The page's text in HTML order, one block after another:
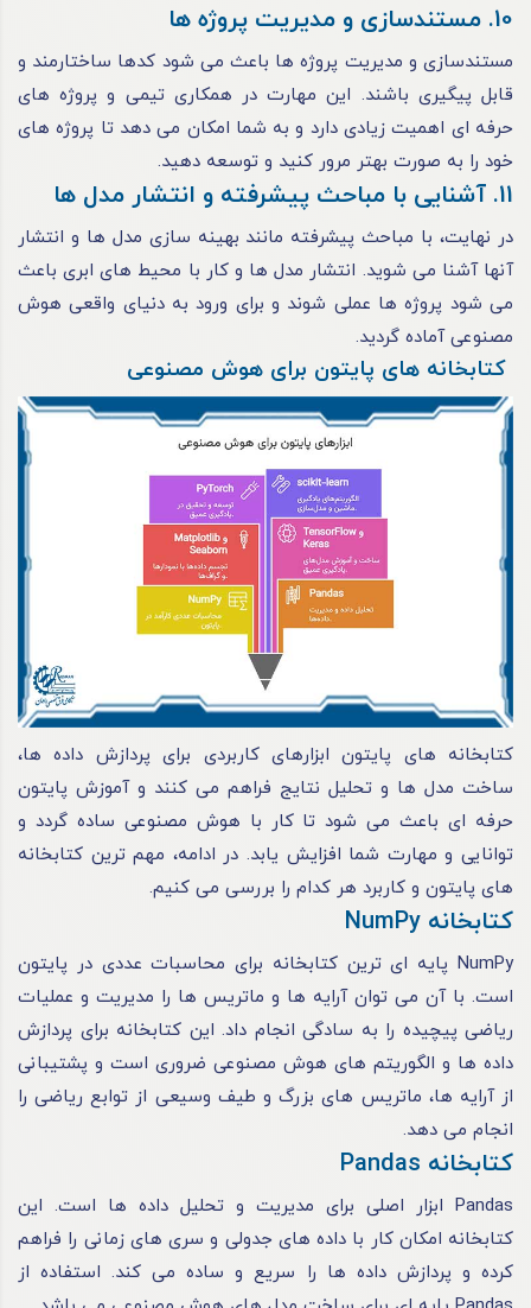
10. مستندسازی و مدیریت پروژه ها
مستندسازی و مدیریت پروژه ها باعث می شود کدها ساختارمند و
قابل پیگیری باشند. این مهارت در همکاری تیمی و پروژه های
حرفه ای اهمیت زیادی دارد و به شما امکان می دهد تا پروژه های
خود را به صورت بهتر مرور کنید و توسعه دهید.
11. آشنایی با مباحث پیشرفته و انتشار مدل ها
در نهایت، با مباحث پیشرفته مانند بهینه سازی مدل ها و انتشار
آنها آشنا می شوید. انتشار مدل ها و کار با محیط های ابری باعث
می شود پروژه ها عملی شوند و برای ورود به دنیای واقعی هوش
مصنوعی آماده گردید.
کتابخانه های پایتون برای هوش مصنوعی
کتابخانه های پایتون ابزارهای کاربردی برای پردازش داده ها،
ساخت مدل ها و تحلیل نتایج فراهم می کنند و آموزش پایتون
حرفه ای باعث می شود تا کار با هوش مصنوعی ساده گردد و
توانایی و مهارت شما افزایش یابد. در ادامه، مهم ترین کتابخانه
های پایتون و کاربرد هر کدام را بررسی می کنیم.
کتابخانه NumPy
NumPy پایه ای ترین کتابخانه برای محاسبات عددی در پایتون
است. با آن می توان آرایه ها و ماتریس ها را مدیریت و عملیات
ریاضی پیچیده را به سادگی انجام داد. این کتابخانه برای پردازش
داده ها و الگوریتم های هوش مصنوعی ضروری است و پشتیبانی
از آرایه ها، ماتریس های بزرگ و طیف وسیعی از توابع ریاضی را
انجام می دهد.
کتابخانه Pandas
Pandas ابزار اصلی برای مدیریت و تحلیل داده ها است. این
کتابخانه امکان کار با داده های جدولی و سری های زمانی را فراهم
کرده و پردازش داده ها را سریع و ساده می کند. استفاده از